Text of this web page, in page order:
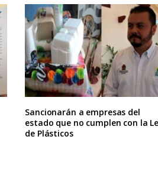
Sancionarán a empresas del
estado que no cumplen con la
de Plásticos